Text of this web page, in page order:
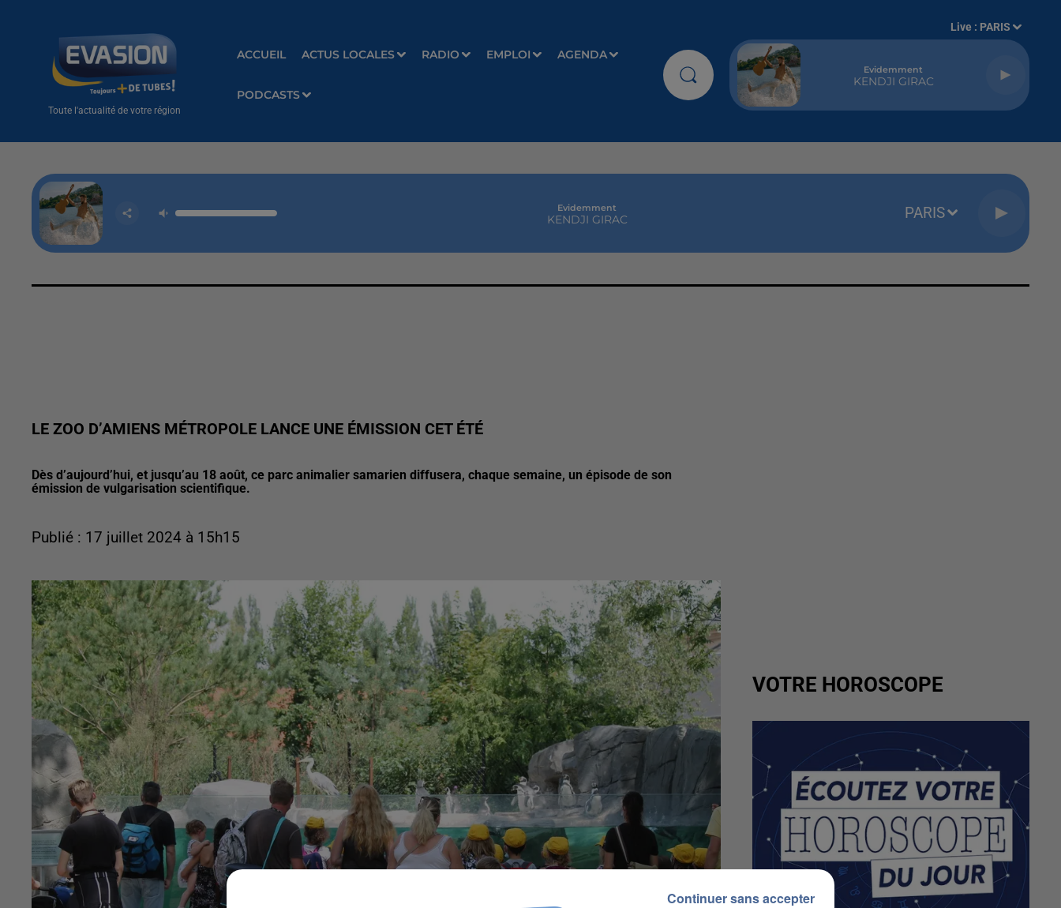
Toute l'actualité de votre région
ACCUEIL ACTUS LOCALES RADIO EMPLOI AGENDA
PODCASTS
Live : PARIS
Evidemment
KENDJI GIRAC
Evidemment
KENDJI GIRAC PARIS
LE ZOO D’AMIENS MÉTROPOLE LANCE UNE ÉMISSION CET ÉTÉ
Dès d’aujourd’hui, et jusqu’au 18 août, ce parc animalier samarien diffusera, chaque semaine, un épisode de son
émission de vulgarisation scientifique.
Publié : 17 juillet 2024 à 15h15
VOTRE HOROSCOPE
Continuer sans accepter